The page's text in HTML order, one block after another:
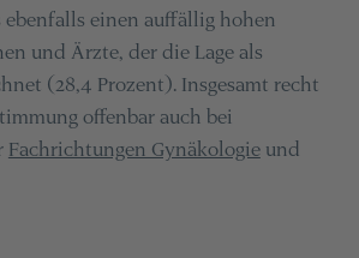
ebenfalls einen auffällig hohen
und Ärzte, der die Lage als
(28,4 Prozent). Insgesamt recht
offenbar auch bei
Fachrichtungen Gynäkologieund